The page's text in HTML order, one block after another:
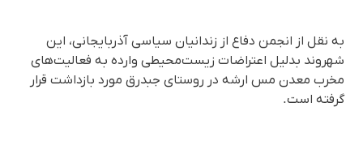
به نقل از انجمن دفاع از زندانیان سیاسی آذربایجانی، این
شهروند بدلیل اعتراضات زیست‌محیطی وارده به فعالیت‌های
مخرب معدن مس ارشه در روستای جبدرق مورد بازداشت قرار
گرفته است.